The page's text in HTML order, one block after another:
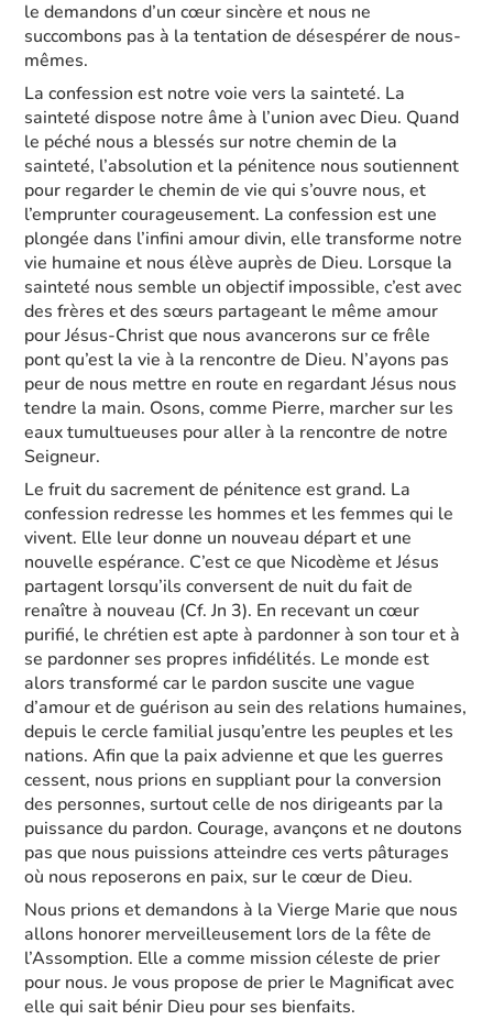
le demandons d’un cœur sincère et nous ne
succombons pas à la tentation de désespérer de nous-
mêmes.
La confession est notre voie vers la sainteté. La
sainteté dispose notre âme à l’union avec Dieu. Quand
le péché nous a blessés sur notre chemin de la
sainteté, l’absolution et la pénitence nous soutiennent
pour regarder le chemin de vie qui s’ouvre nous, et
l’emprunter courageusement. La confession est une
plongée dans l’infini amour divin, elle transforme notre
vie humaine et nous élève auprès de Dieu. Lorsque la
sainteté nous semble un objectif impossible, c’est avec
des frères et des sœurs partageant le même amour
pour Jésus-Christ que nous avancerons sur ce frêle
pont qu’est la vie à la rencontre de Dieu. N’ayons pas
peur de nous mettre en route en regardant Jésus nous
tendre la main. Osons, comme Pierre, marcher sur les
eaux tumultueuses pour aller à la rencontre de notre
Seigneur.
Le fruit du sacrement de pénitence est grand. La
confession redresse les hommes et les femmes qui le
vivent. Elle leur donne un nouveau départ et une
nouvelle espérance. C’est ce que Nicodème et Jésus
partagent lorsqu’ils conversent de nuit du fait de
renaître à nouveau (Cf. Jn 3). En recevant un cœur
purifié, le chrétien est apte à pardonner à son tour et à
se pardonner ses propres infidélités. Le monde est
alors transformé car le pardon suscite une vague
d’amour et de guérison au sein des relations humaines,
depuis le cercle familial jusqu’entre les peuples et les
nations. Afin que la paix advienne et que les guerres
cessent, nous prions en suppliant pour la conversion
des personnes, surtout celle de nos dirigeants par la
puissance du pardon. Courage, avançons et ne doutons
pas que nous puissions atteindre ces verts pâturages
où nous reposerons en paix, sur le cœur de Dieu.
Nous prions et demandons à la Vierge Marie que nous
allons honorer merveilleusement lors de la fête de
l’Assomption. Elle a comme mission céleste de prier
pour nous. Je vous propose de prier le Magnificat avec
elle qui sait bénir Dieu pour ses bienfaits.